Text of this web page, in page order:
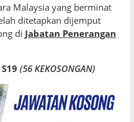
Malaysia yang berminat
ditetapkan dijemput
di Jabatan Penerangan
(56 KEKOSONGAN)